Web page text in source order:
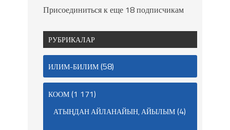
Присоединиться к еще 18 подписчикам
РУБРИКАЛАР
ИЛИМ-БИЛИМ(58)
КООМ(1 171)
АТЫҢДАН АЙЛАНАЙЫН, АЙЫЛЫМ(4)